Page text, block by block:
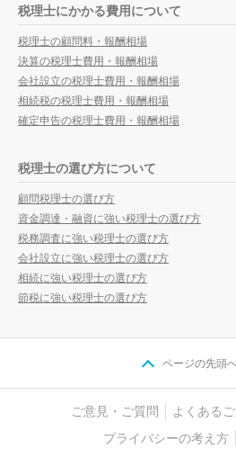
税理士にかかる費用について
税理士の顧問料・報酬相場
決算の税理士費用・報酬相場
会社設立の税理士費用・報酬相場
相続税の税理士費用・報酬相場
確定申告の税理士費用・報酬相場
税理士の選び方について
顧問税理士の選び方
資金調達・融資に強い税理士の選び方
税務調査に強い税理士の選び方
会社設立に強い税理士の選び方
相続に強い税理士の選び方
節税に強い税理士の選び方
ページの先頭
ご意見・ご質問 よくある
プライバシーの考え方